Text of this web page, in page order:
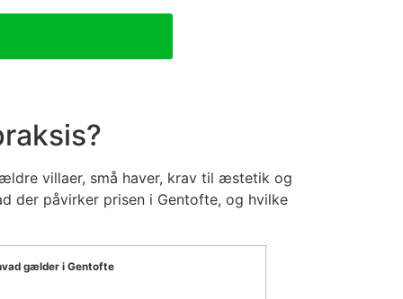
villaer, små haver, krav til æstetik og
der påvirker prisen i Gentofte, og hvilke
gælder i Gentofte